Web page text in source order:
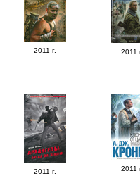
2011 г. 2011
2011 г. 2011